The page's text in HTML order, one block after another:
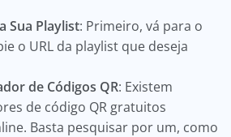
Sua Playlist: Primeiro, vá para o
o URL da playlist que deseja
de Códigos QR: Existem
de código QR gratuitos
Basta pesquisar por um, como